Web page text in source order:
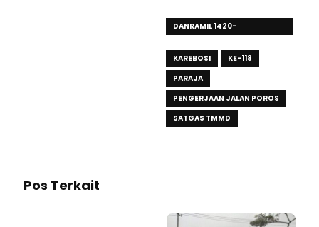
DANRAMIL 1420-
KAREBOSI
KE-118
PARAJA
PENGERJAAN JALAN POROS
SATGAS TMMD
Pos Terkait